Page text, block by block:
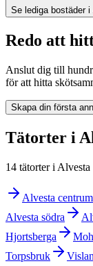
Se lediga bostäder
Redo att
Anslut dig till
för att hitta
Skapa din första
Tätorter i
14 tätorter i Alvesta
Alvesta centrum
Alvesta södra
Hjortsberga
Torpsbruk